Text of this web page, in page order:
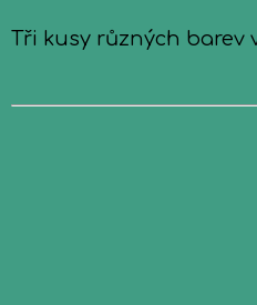
Tři kusy různých barev